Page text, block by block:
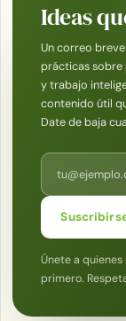
Ideas
Un correo
prácticas sobre
y trabajo
contenido útil
Date de baja
Correo
Únete a
primero.